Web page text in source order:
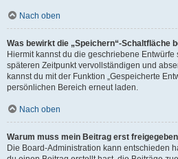
Nach oben
Was bewirkt die „Speichern“-Schaltfläche
Hiermit kannst du die geschriebene
späteren Zeitpunkt vervollständigen und
kannst du mit der Funktion „Gespeicherte
persönlichen Bereich erneut laden.
Nach oben
Warum muss mein Beitrag erst
Die Board-Administration kann entschieden